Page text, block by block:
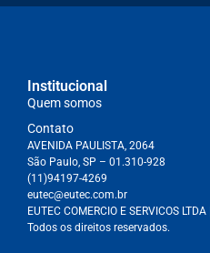
Institucional
Quem somos
Contato
AVENIDA PAULISTA, 2064
São Paulo, SP – 01.310-928
(11)94197-4269
eutec@eutec.com.br
EUTEC COMERCIO E SERVICOS LTDA
Todos os direitos reservados.